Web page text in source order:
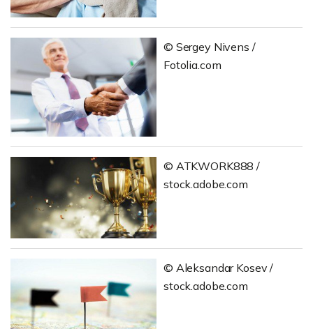
© Sergey Nivens /
Fotolia.com
© ATKWORK888 /
stock.adobe.com
© Aleksandar Kosev /
stock.adobe.com